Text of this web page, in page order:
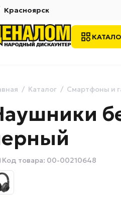
Красноярск
Каталог Смартфоны и
Код товара: 00-00210648